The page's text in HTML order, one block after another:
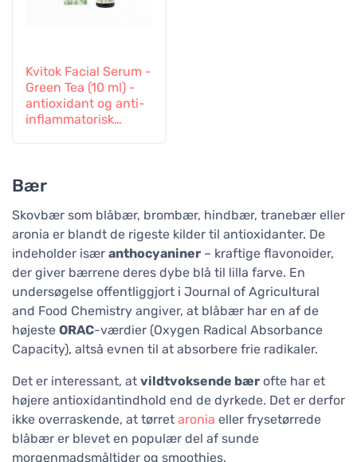
Kvitok Facial Serum -
Green Tea (10 ml) -
antioxidant og anti-
inflammatorisk
Bær
Skovbær som blåbær, brombær, hindbær, tranebær eller
aronia er blandt de rigeste kilder til antioxidanter. De
indeholder især anthocyaniner – kraftige flavonoider,
der giver bærrene deres dybe blå til lilla farve. En
undersøgelse offentliggjort i Journal of Agricultural
and Food Chemistry angiver, at blåbær har en af de
højeste ORAC-værdier (Oxygen Radical Absorbance
Capacity), altså evnen til at absorbere frie radikaler.
Det er interessant, at vildtvoksende bær ofte har et
højere antioxidantindhold end de dyrkede. Det er derfor
ikke overraskende, at tørret aronia eller frysetørrede
blåbær er blevet en populær del af sunde
morgenmadsmåltider og smoothies.